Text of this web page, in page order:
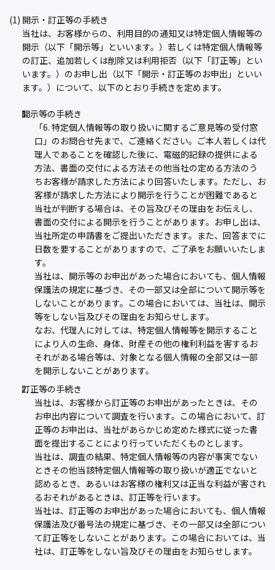
(1) 開示・訂正等の手続き
当社は、お客様からの、利用目的の通知又は特定個人情報等の
開示（以下「開示等」といいます。）若しくは特定個人情報等
の訂正、追加若しくは削除又は利用拒否（以下「訂正等」とい
います。）のお申し出（以下「開示・訂正等のお申出」といい
ます。）について、以下のとおり手続きを定めます。
開示等の手続き
「6. 特定個人情報等の取り扱いに関するご意見等の受付窓
口」のお問合せ先まで、ご連絡ください。ご本人若しくは代
理人であることを確認した後に、電磁的記録の提供による
方法、書面の交付による方法その他当社の定める方法のう
ちお客様が請求した方法により回答いたします。ただし、お
客様が請求した方法により開示を行うことが困難であると
当社が判断する場合は、その旨及びその理由をお伝えし、
書面の交付による開示を行うことがあります。お申し出は、
当社所定の申請書をご提出いただきます。また、回答までに
日数を要することがありますので、ご了承をお願いいたしま
す。
当社は、開示等のお申出があった場合においても、個人情報
保護法の規定に基づき、その一部又は全部について開示等を
しないことがあります。この場合においては、当社は、開示
等をしない旨及びその理由をお知らせします。
なお、代理人に対しては、特定個人情報等を開示すること
により人の生命、身体、財産その他の権利利益を害するお
それがある場合等は、対象となる個人情報の全部又は一部
を開示しないことがあります。
訂正等の手続き
当社は、お客様から訂正等のお申出があったときは、その
お申出内容について調査を行います。この場合において、訂
正等のお申出は、当社があらかじめ定めた様式に従った書
面を提出することにより行っていただくものとします。
当社は、調査の結果、特定個人情報等の内容が事実でない
ときその他当該特定個人情報等の取り扱いが適正でないと
認めるとき、あるいはお客様の権利又は正当な利益が害され
るおそれがあるときは、訂正等を行います。
当社は、訂正等のお申出があった場合においても、個人情報
保護法及び番号法の規定に基づき、その一部又は全部につい
て訂正等をしないことがあります。この場合においては、当
社は、訂正等をしない旨及びその理由をお知らせします。